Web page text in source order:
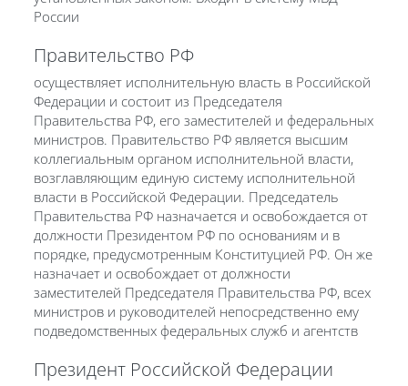
России
Правительство РФ
осуществляет исполнительную власть в Российской
Федерации и состоит из Председателя
Правительства РФ, его заместителей и федеральных
министров. Правительство РФ является высшим
коллегиальным органом исполнительной власти,
возглавляющим единую систему исполнительной
власти в Российской Федерации. Председатель
Правительства РФ назначается и освобождается от
должности Президентом РФ по основаниям и в
порядке, предусмотренным Конституцией РФ. Он же
назначает и освобождает от должности
заместителей Председателя Правительства РФ, всех
министров и руководителей непосредственно ему
подведомственных федеральных служб и агентств
Президент Российской Федерации